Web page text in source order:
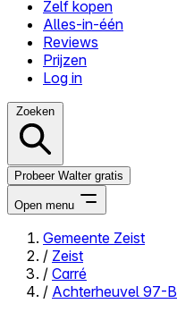
Zelf kopen
Alles-in-één
Reviews
Prijzen
Log in
Zoeken
Probeer Walter gratis
Open menu
Close menu
Gemeente Zeist
/ Zeist
/ Carré
/ Achterheuvel 97-